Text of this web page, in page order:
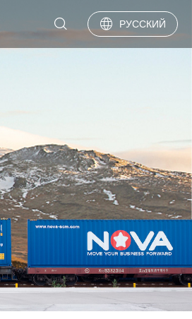
  РУССКИЙ